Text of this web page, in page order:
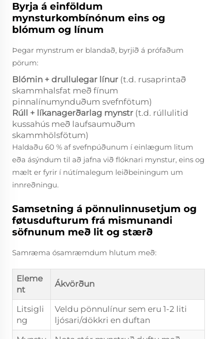
Byrja á einföldum
mynsturkombínónum eins og
blómum og línum
Þegar mynstrum er blandað, byrjið á prófaðum
pörum:
Blómin + drullulegar línur (t.d. rusaprintað
skammhalsfat með fínum
pinnalínumynduðum svefnfötum)
Rúll + líkanagerðarlag mynstr (t.d. rúllulitid
kussahús með laufsaumuðum
skammhölsfötum)
Haldaðu 60 % af svefnpúðunum í einlægum litum
eða ásýndum til að jafna við flóknari mynstur, eins og
mælt er fyrir í nútímalegum leiðbeiningum um
innreðningu.
Samsetning á pönnulinnusetjum og
føtusdufturum frá mismunandi
söfnunum með lit og stærð
Samræma ósamræmdum hlutum með:
Eleme
nt
Ákvörðun
Litsigli
ng
Veldu pönnulínur sem eru 1-2 liti
ljósari/dökkri en duftan